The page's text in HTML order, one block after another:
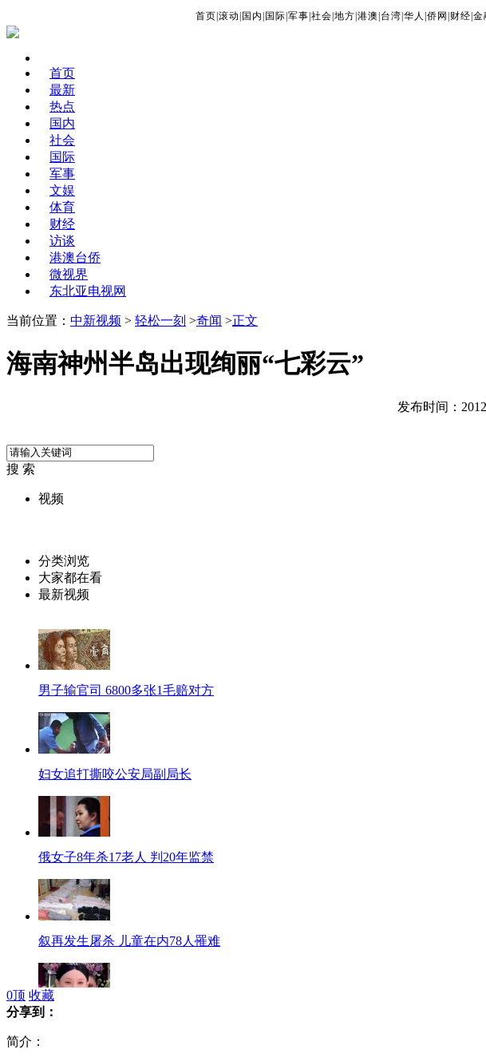
首页 滚动 国内 国际 军事 社会 地方 港澳 台湾 华人 侨网 财经 金
首页
最新
热点
国内
社会
国际
军事
文娱
体育
财经
访谈
港澳台侨
微视界
东北亚电视网
当前位置： 中新视频 > 轻松一刻 >奇闻 >正文
海南神州半岛出现绚丽“七彩云”
发布时间：
搜 索
视频
分类浏览
大家都在看
最新视频
男子输官司 6800多张1毛赔对方
妇女追打撕咬公安局副局长
俄女子8年杀17老人 判20年监禁
叙再发生屠杀 儿童在内78人罹难
0顶 收藏
分享到：
简介：